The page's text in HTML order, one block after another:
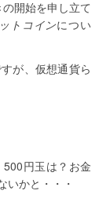
開始を申し立て
トコインについ
が、仮想通貨ら
円玉は？お金
いかと・・・